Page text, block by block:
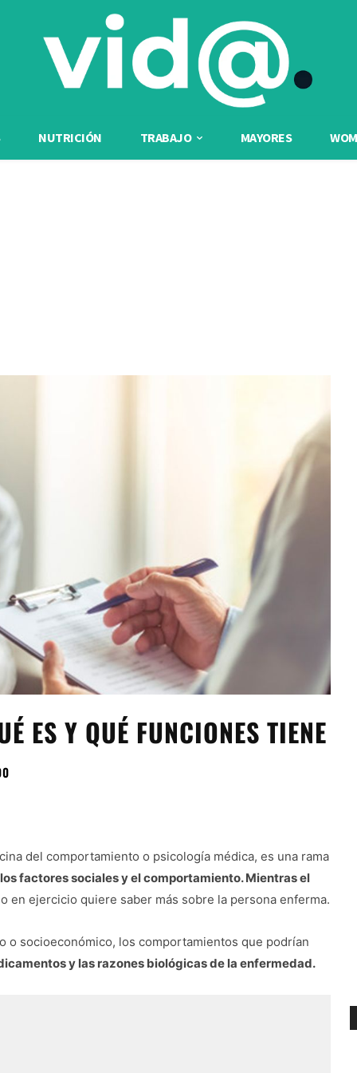
NUTRICIÓN TRABAJO MAYORES
ES Y QUÉ FUNCIONES TIENE
del comportamiento o psicología médica, es una rama
los factores sociales y el comportamiento. Mientras el
en ejercicio quiere saber más sobre la persona enferma.
o socioeconómico, los comportamientos que podrían
y las razones biológicas de la enfermedad.